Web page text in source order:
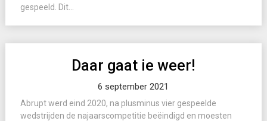
gespeeld. Dit...
Daar gaat ie weer!
6 september 2021
Abrupt werd eind 2020, na plusminus vier gespeelde
wedstrijden de najaarscompetitie beëindigd en moesten